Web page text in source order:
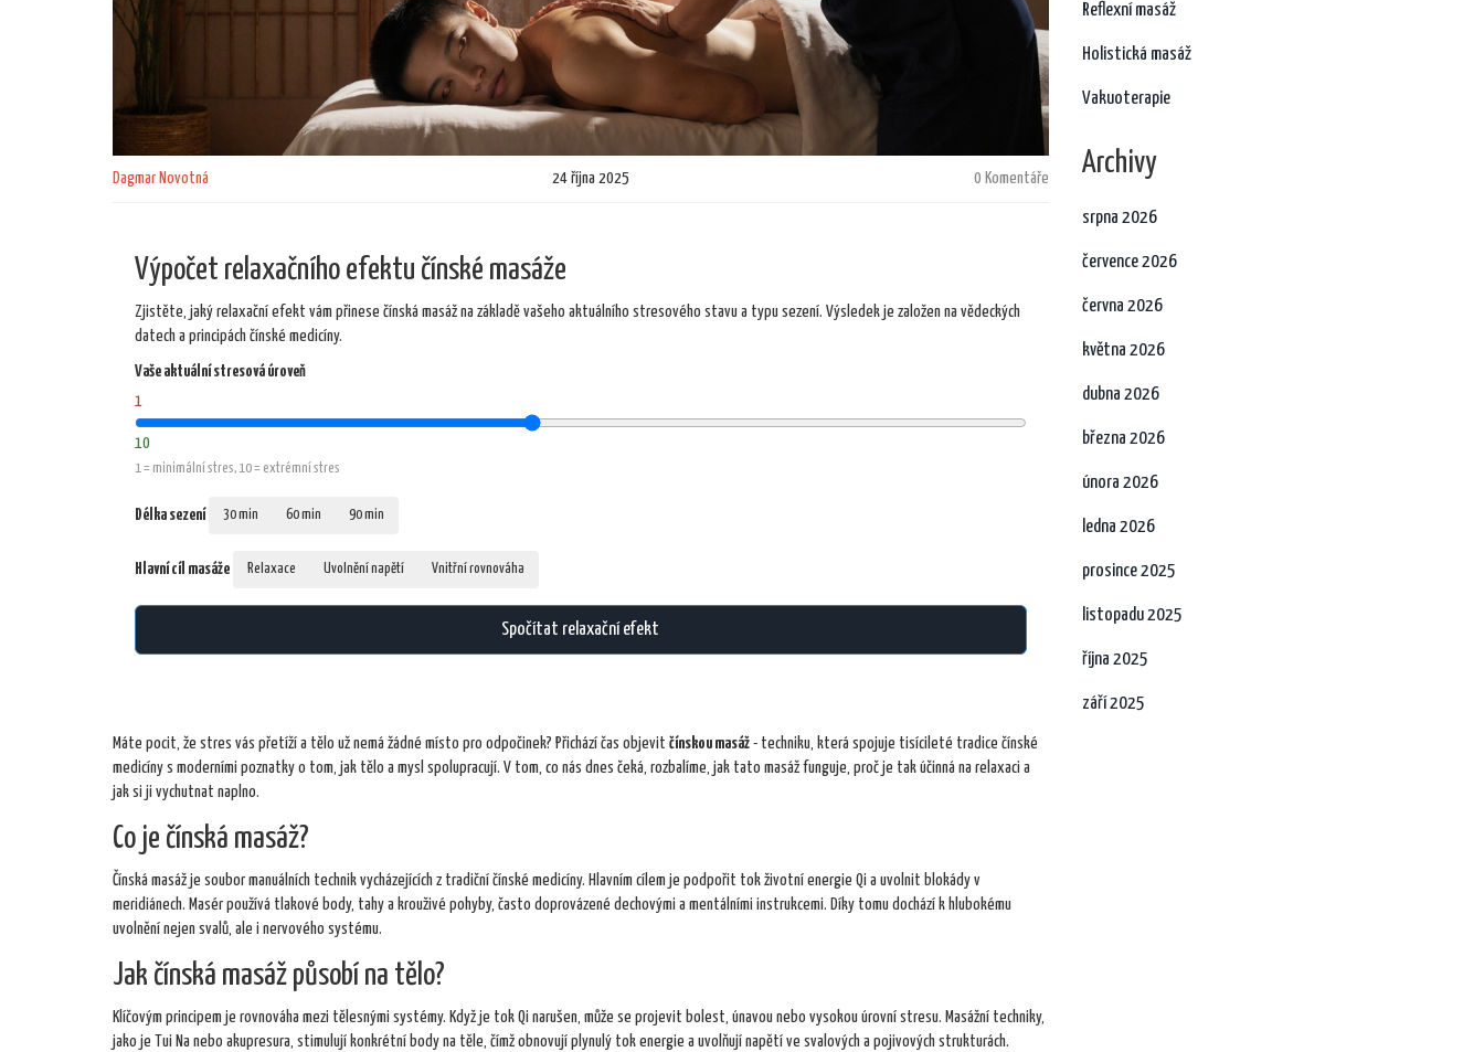
Dagmar Novotná 24 října 2025 0 Komentáře
Výpočet relaxačního efektu čínské masáže
Zjistěte, jaký relaxační efekt vám přinese čínská masáž na základě vašeho aktuálního stresového stavu a typu sezení. Výsledek je založen na vědeckých
datech a principách čínské medicíny.
Vaše aktuální stresová úroveň
1
10
1 = minimální stres, 10 = extrémní stres
Délka sezení 30 min 60 min 90 min
Hlavní cíl masáže Relaxace Uvolnění napětí Vnitřní rovnováha
Spočítat relaxační efekt
Máte pocit, že stres vás přetíží a tělo už nemá žádné místo pro odpočinek? Přichází čas objevit čínskou masáž - techniku, která spojuje tisícileté tradice čínské
medicíny s moderními poznatky o tom, jak tělo a mysl spolupracují. V tom, co nás dnes čeká, rozbalíme, jak tato masáž funguje, proč je tak účinná na relaxaci a
jak si ji vychutnat naplno.
Co je čínská masáž?
Čínská masáž je soubor manuálních technik vycházejících z tradiční čínské medicíny. Hlavním cílem je podpořit tok životní energie Qi a uvolnit blokády v
meridiánech. Masér používá tlakové body, tahy a krouživé pohyby, často doprovázené dechovými a mentálními instrukcemi. Díky tomu dochází k hlubokému
uvolnění nejen svalů, ale i nervového systému.
Jak čínská masáž působí na tělo?
Klíčovým principem je rovnováha mezi tělesnými systémy. Když je tok Qi narušen, může se projevit bolest, únavou nebo vysokou úrovní stresu. Masážní techniky,
jako je Tui Na nebo akupresura , stimulují konkrétní body na těle, čímž obnovují plynulý tok energie a uvolňují napětí ve svalových a pojivových strukturách.
Reflexní masáž
Holistická masáž
Vakuoterapie
Archivy
srpna 2026
července 2026
června 2026
května 2026
dubna 2026
března 2026
února 2026
ledna 2026
prosince 2025
listopadu 2025
října 2025
září 2025